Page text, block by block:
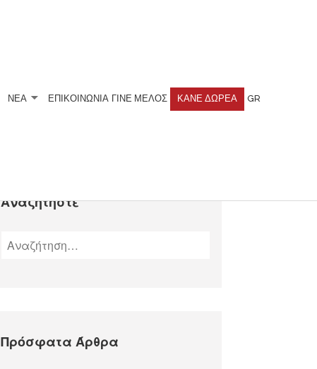
ΝΕΑ ΕΠΙΚΟΙΝΩΝΙΑ ΓΊΝΕ ΜΈΛΟΣ ΚΆΝΕ ΔΩΡΕΆ GR
Αναζητήστε
Πρόσφατα Άρθρα